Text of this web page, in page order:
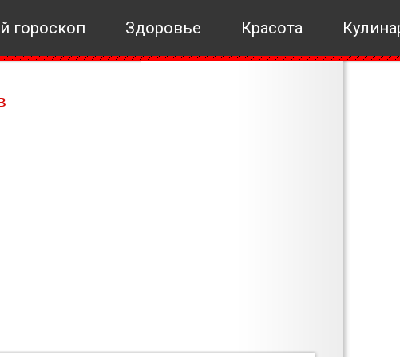
гороскоп Здоровье Красота